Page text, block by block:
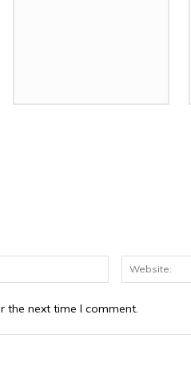
Email:*
the next time I comment.